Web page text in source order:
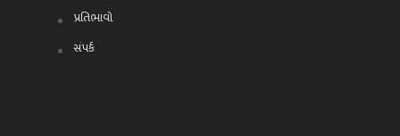
પ્રતિભાવો
સંપર્ક